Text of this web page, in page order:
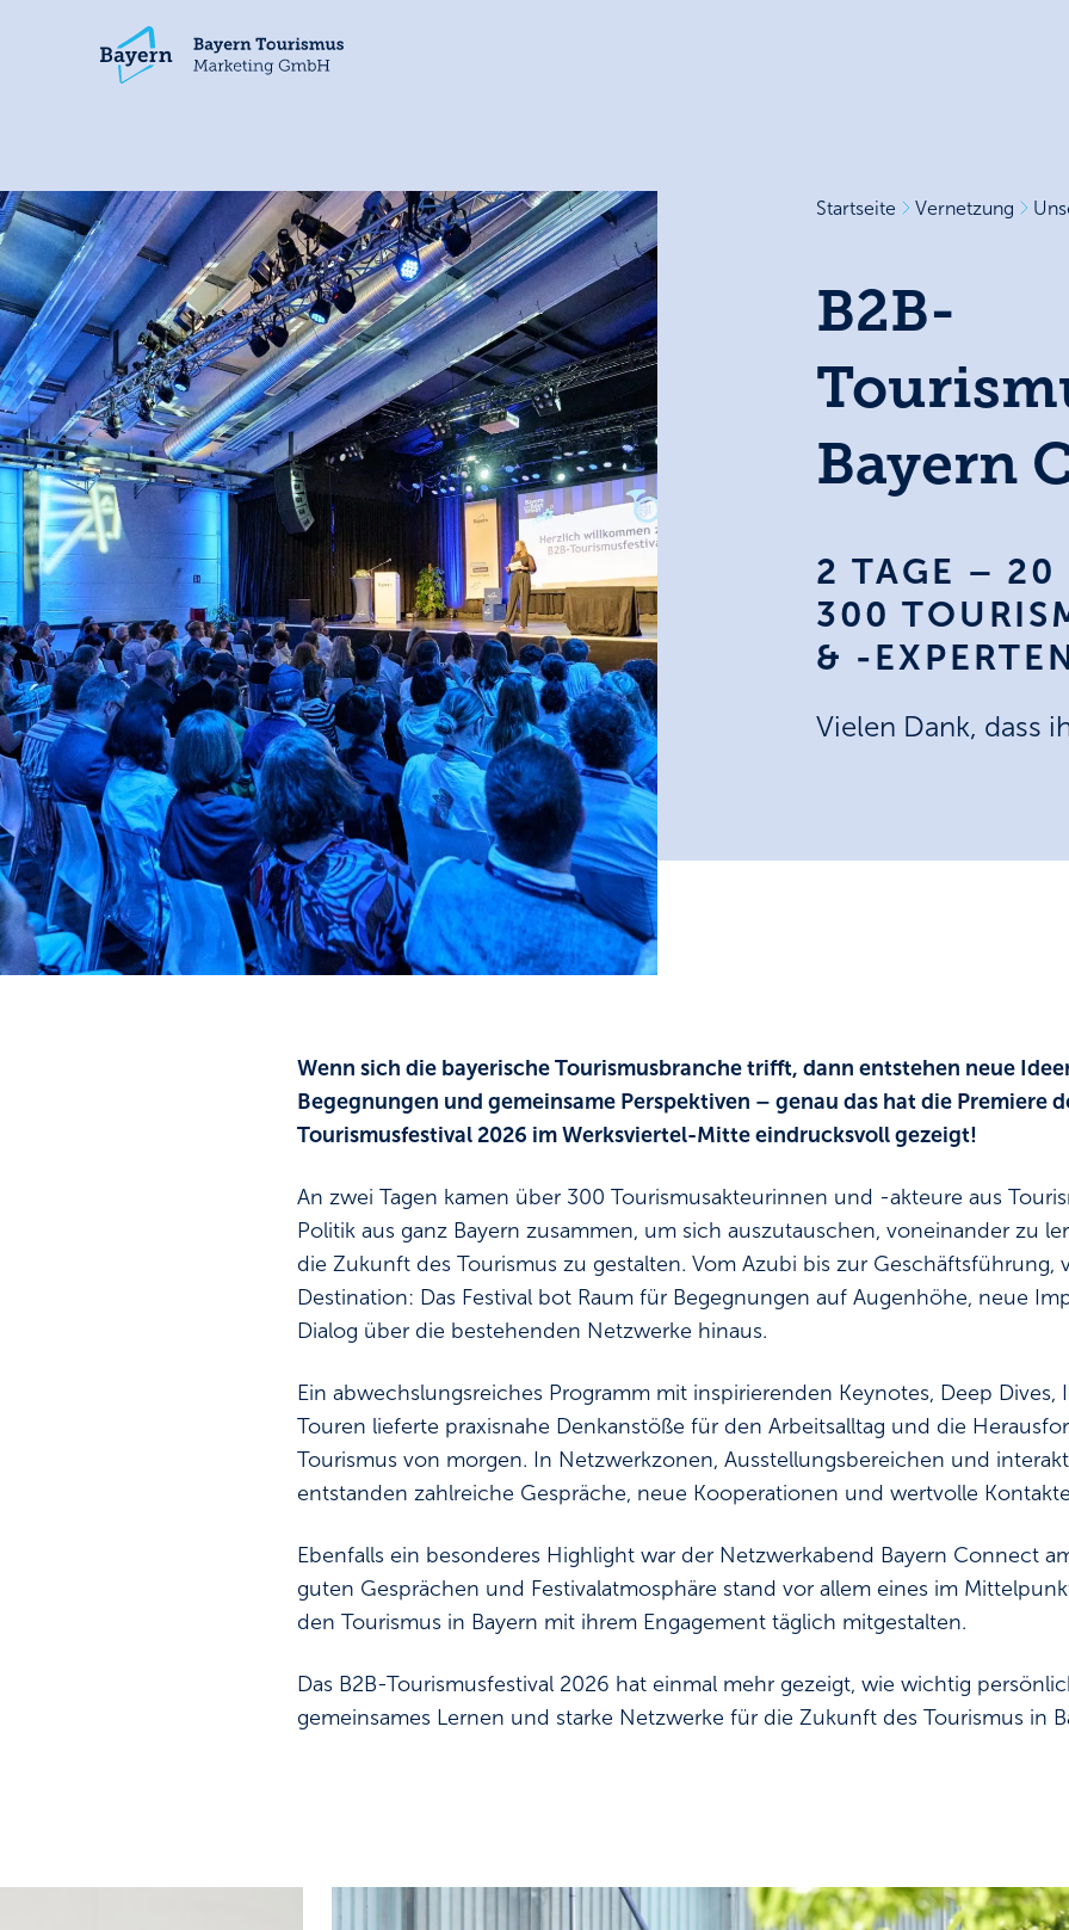
Startseite Vernetzung
B2B-
Bayern
2 TAGE – 20
300
& -
Vielen Dank, dass
Wenn sich die bayerische Tourismusbranche trifft, dann entstehen neue
Begegnungen und gemeinsame Perspektiven – genau das hat die Premiere
Tourismusfestival 2026 im Werksviertel-Mitte eindrucksvoll gezeigt!
An zwei Tagen kamen über 300 Tourismusakteurinnen und -akteure aus
Politik aus ganz Bayern zusammen, um sich auszutauschen, voneinander zu
die Zukunft des Tourismus zu gestalten. Vom Azubi bis zur Geschäftsführung,
Destination: Das Festival bot Raum für Begegnungen auf Augenhöhe, neue
Dialog über die bestehenden Netzwerke hinaus.
Ein abwechslungsreiches Programm mit inspirierenden Keynotes, Deep Dives,
Touren lieferte praxisnahe Denkanstöße für den Arbeitsalltag und die
Tourismus von morgen. In Netzwerkzonen, Ausstellungsbereichen und
entstanden zahlreiche Gespräche, neue Kooperationen und wertvolle
Ebenfalls ein besonderes Highlight war der Netzwerkabend Bayern Connect
guten Gesprächen und Festivalatmosphäre stand vor allem eines im
den Tourismus in Bayern mit ihrem Engagement täglich mitgestalten.
Das B2B-Tourismusfestival 2026 hat einmal mehr gezeigt, wie wichtig
gemeinsames Lernen und starke Netzwerke für die Zukunft des Tourismus in